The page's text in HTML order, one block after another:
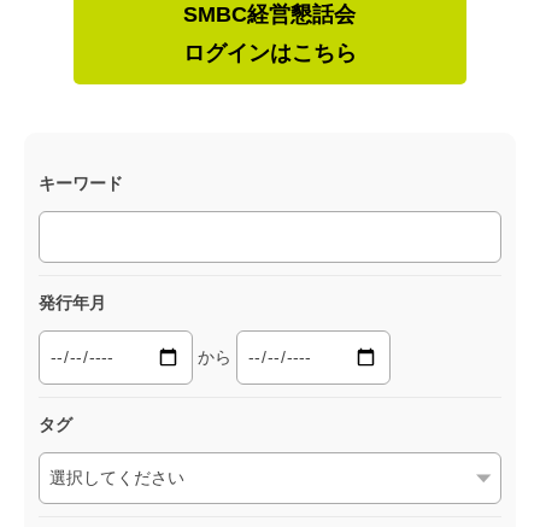
お問い合わせ
SMBC経営懇話会
ログインはこちら
キーワード
発行年月
から
タグ